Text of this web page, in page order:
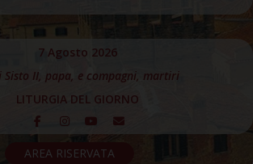
7 Agosto 2026
Sisto II, papa, e compagni, martiri
LITURGIA DEL GIORNO
AREA RISERVATA